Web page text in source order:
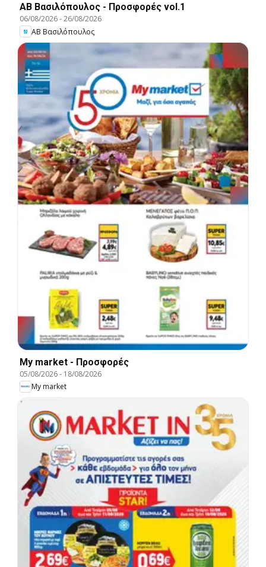
ΑΒ Βασιλόπουλος - Προσφορές vol.1
06/08/2026-26/08/2026
ΑΒ Βασιλόπουλος
My market - Προσφορές
05/08/2026- 18/08/2026
My market